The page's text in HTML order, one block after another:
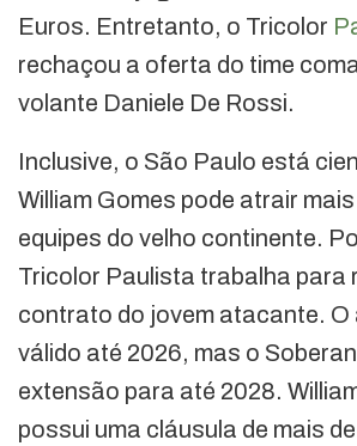
Euros. Entretanto, o Tricolor
rechaçou a oferta do time
volante Daniele De Rossi.
Inclusive, o São Paulo está
William Gomes pode atrair
equipes do velho continente.
Tricolor Paulista trabalha para
contrato do jovem atacante. O
válido até 2026, mas o
extensão para até 2028.
possui uma cláusula de mais